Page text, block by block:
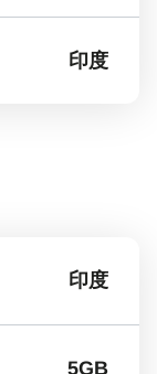
印度
印度
5GB